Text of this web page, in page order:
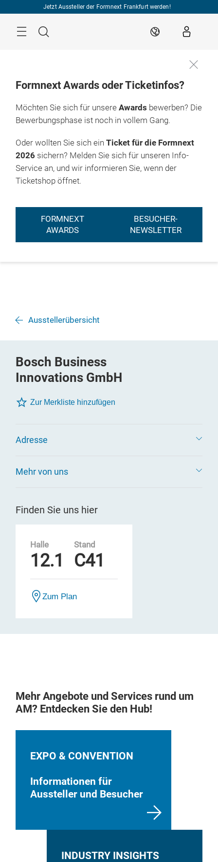
Jetzt Aussteller der Formnext Frankfurt werden!
Suche DE
Formnext Awards oder Ticketinfos?
Möchten Sie sich für unsere Awards bewerben? Die
Bewerbungsphase ist noch in vollem Gang.
Oder wollten Sie sich ein Ticket für die Formnext
2026 sichern? Melden Sie sich für unseren Info-
Service an, und wir informieren Sie, wenn der
Ticketshop öffnet.
FORMNEXT
AWARDS
BESUCHER-
NEWSLETTER
Ausstellerübersicht
Bosch Business
Innovations GmbH
Zur Merkliste hinzufügen
Adresse
Mehr von uns
Finden Sie uns hier
Halle
12.1
Stand
C41
Zum Plan
Mehr Angebote und Services rund um
AM? Entdecken Sie den Hub!
EXPO & CONVENTION
Informationen für
Aussteller und Besucher
INDUSTRY INSIGHTS